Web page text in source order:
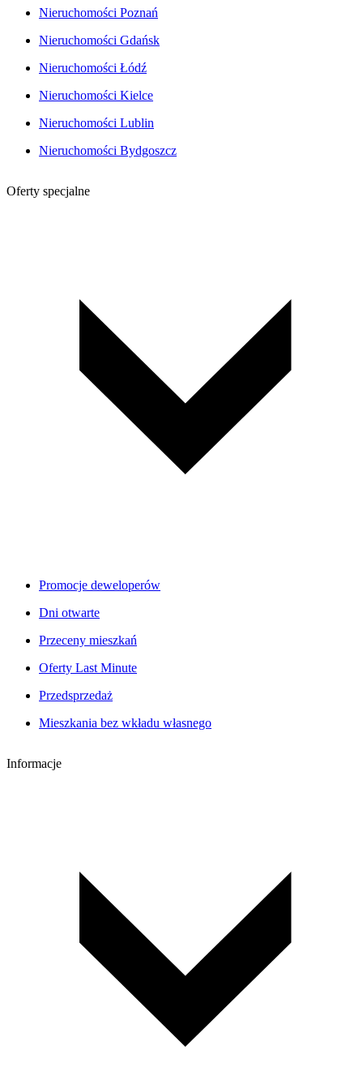
Nieruchomości Poznań
Nieruchomości Gdańsk
Nieruchomości Łódź
Nieruchomości Kielce
Nieruchomości Lublin
Nieruchomości Bydgoszcz
Oferty specjalne
Promocje deweloperów
Dni otwarte
Przeceny mieszkań
Oferty Last Minute
Przedsprzedaż
Mieszkania bez wkładu własnego
Informacje